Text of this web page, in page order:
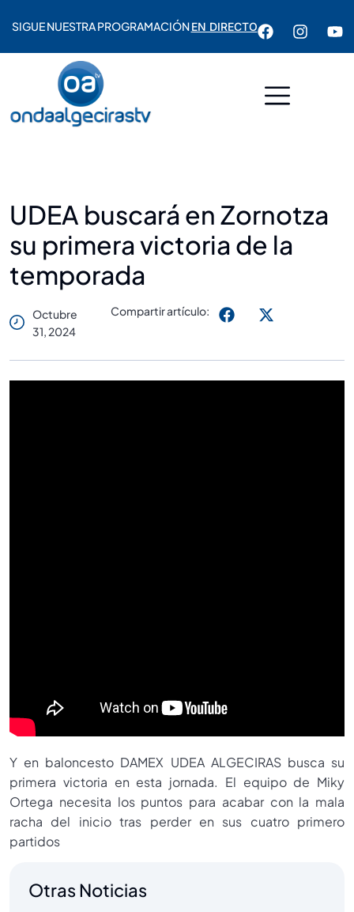
SIGUE NUESTRA PROGRAMACIÓNEN DIRECTO
UDEA buscará en Zornotza
su primera victoria de la
temporada
Octubre
31, 2024
Compartir artículo:
Y en baloncesto DAMEX UDEA ALGECIRAS busca su
primera victoria en esta jornada. El equipo de Miky
Ortega necesita los puntos para acabar con la mala
racha del inicio tras perder en sus cuatro primero
partidos
Otras Noticias